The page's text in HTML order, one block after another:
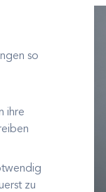
so
ihre
zu